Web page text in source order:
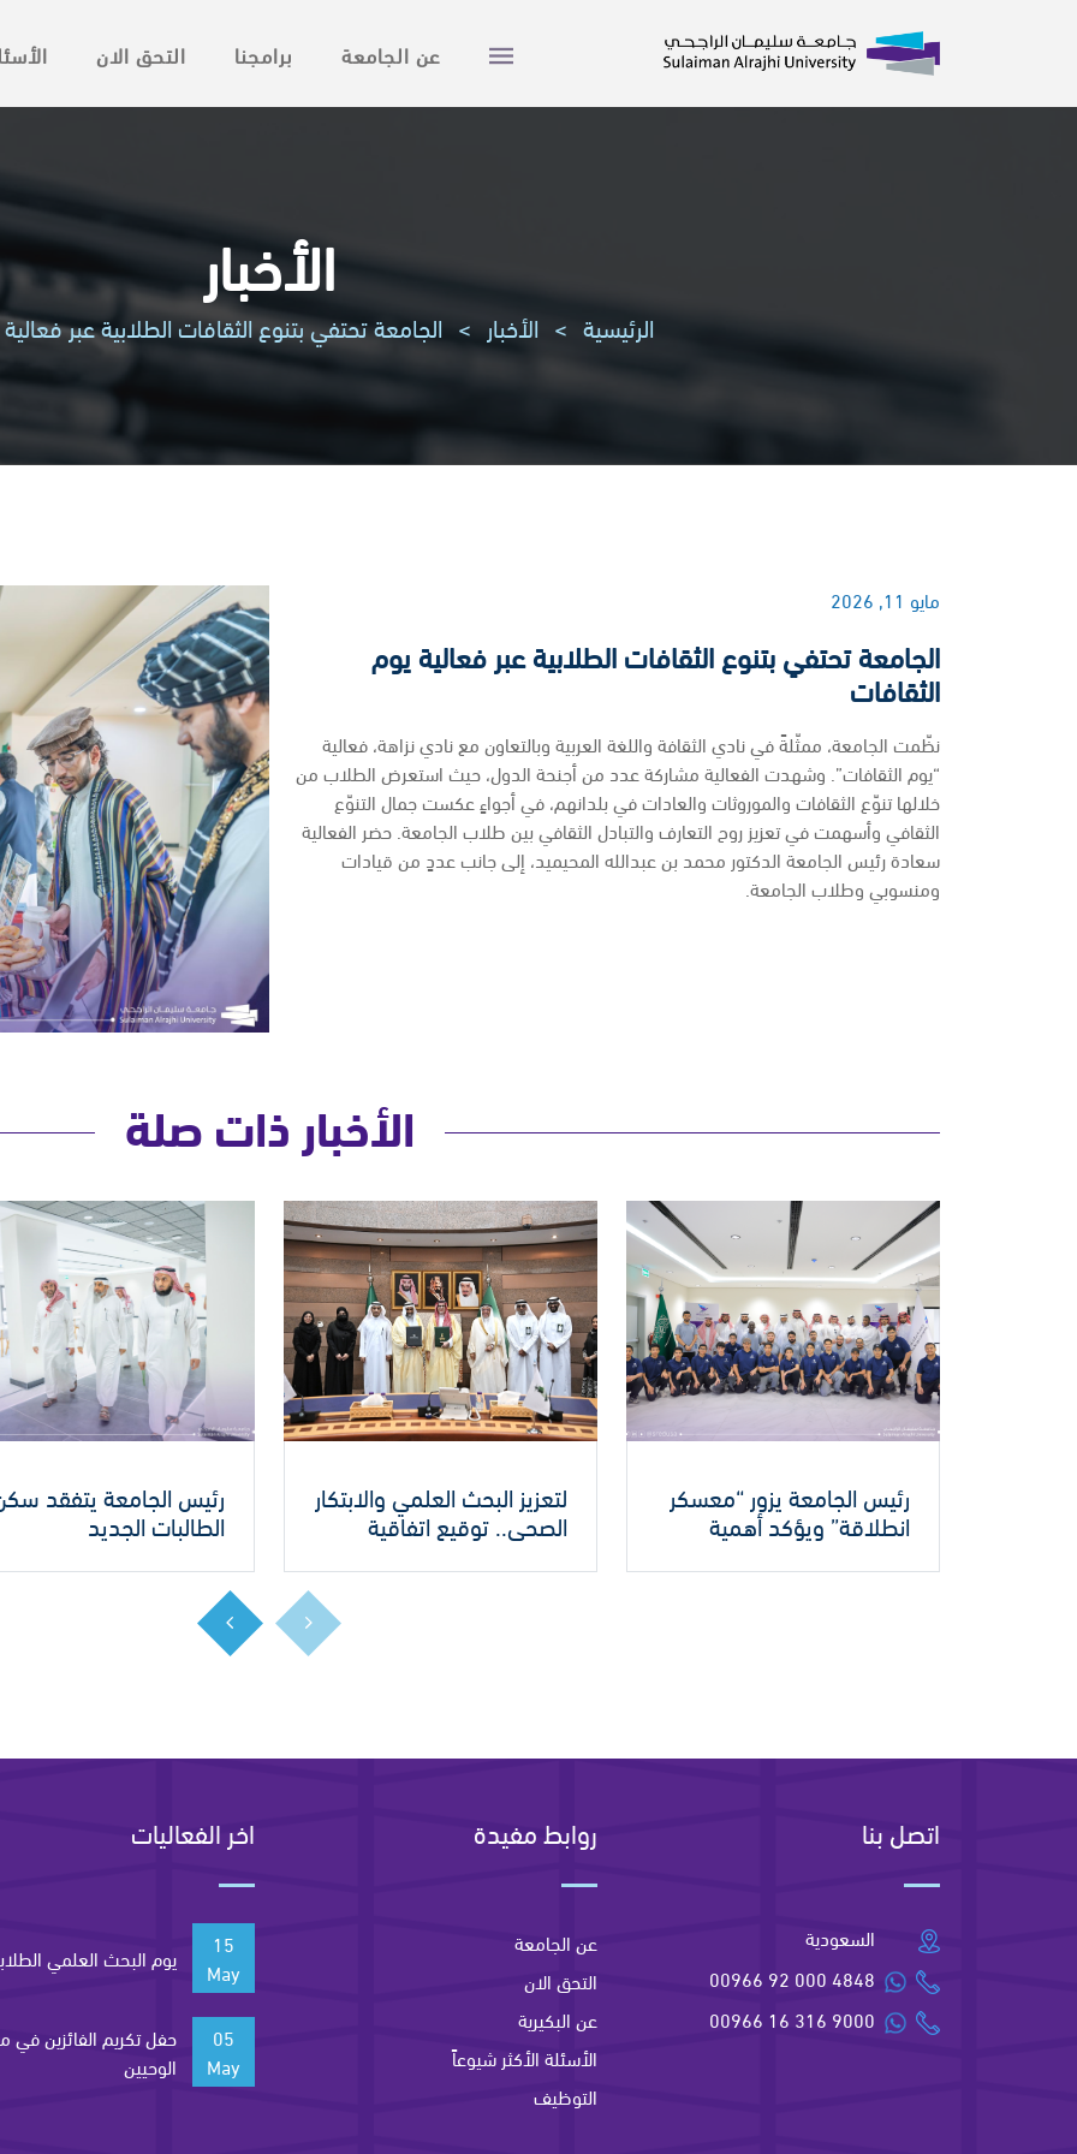
عن الجامعة برامجنا التحق الان
الأخبار
الرئيسية > الأخبار > الجامعة تحتفي بتنوع الثقافات الطلابية عبر
مايو 11, 2026
الجامعة تحتفي بتنوع الثقافات الطلابية عبر فعالية يوم
الثقافات
نظّمت الجامعة، ممثّلةً في نادي الثقافة واللغة العربية وبالتعاون مع نادي نزاهة، فعالية
“يوم الثقافات”. وشهدت الفعالية مشاركة عدد من أجنحة الدول، حيث استعرض الطلاب من
خلالها تنوّع الثقافات والموروثات والعادات في بلدانهم، في أجواءٍ عكست جمال التنوّع
الثقافي وأسهمت في تعزيز روح التعارف والتبادل الثقافي بين طلاب الجامعة. حضر الفعالية
سعادة رئيس الجامعة الدكتور محمد بن عبدالله المحيميد، إلى جانب عددٍ من قيادات
ومنسوبي وطلاب الجامعة.
الأخبار ذات صلة
رئيس الجامعة يزور “معسكر
انطلاقة” ويؤكد أهمية
البرامج النوعية في تنمية
مهارات الشباب اللغوية
لتعزيز البحث العلمي والابتكار
الصحي.. توقيع اتفاقية
تعاون إستراتيجي مع جامعة
الملك عبدالعزيز
رئيس الجامعة يتفقد
الطالبات الجديد
اتصل بنا
السعودية
00966 92 000 4848
00966 16 316 9000
روابط مفيدة
عن الجامعة
التحق الان
عن البكيرية
الأسئلة الأكثر شيوعاً
التوظيف
اخر الفعاليات
15
May
يوم البحث العلمي
05
May
حفل تكريم الفائزين في
الوحيين